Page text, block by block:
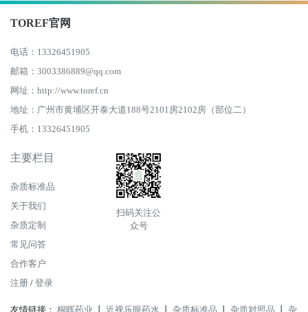
TOREF官网
电话：13326451905
邮箱：3003386889@qq.com
网址：http://www.toref.cn
地址：广州市黄埔区开泰大道188号2101房2102房（部位二）
手机：13326451905
主要栏目
杂质标准品
关于我们
杂质定制
常见问答
合作客户
注册 / 登录
扫码关注公
众号